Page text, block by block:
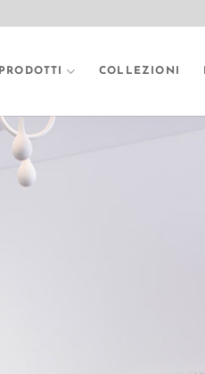
PRODOTTI COLLEZIONI